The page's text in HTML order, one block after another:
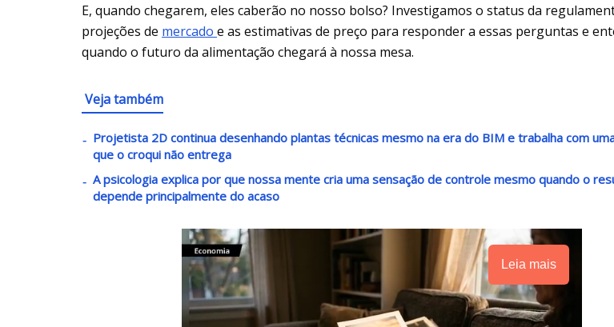
E, quando chegarem, eles caberão no nosso bolso? Investigamos o status da
projeções de mercado e as estimativas de preço para responder a essas perguntas e
quando o futuro da alimentação chegará à nossa mesa.
Veja também
Projetista 2D continua desenhando plantas técnicas mesmo na era do BIM e trabalha com
que o croqui não entrega
A psicologia explica por que nossa mente cria uma sensação de controle mesmo quando o
depende principalmente do acaso
Leia mais